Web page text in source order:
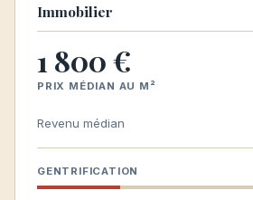
Immobilier
1 800 €
PRIX MÉDIAN AU M²
Revenu médian
GENTRIFICATION